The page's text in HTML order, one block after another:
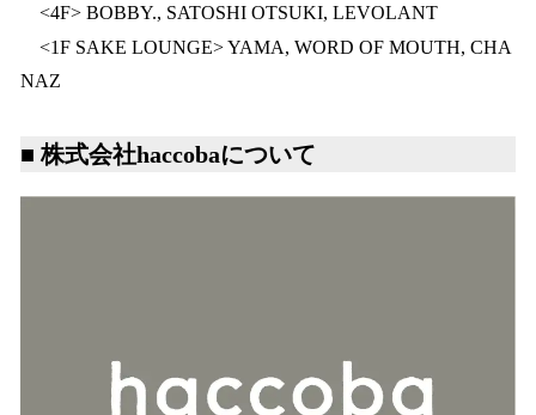
<4F> BOBBY., SATOSHI OTSUKI, LEVOLANT
<1F SAKE LOUNGE> YAMA, WORD OF MOUTH, CHA
NAZ
■ 株式会社haccobaについて